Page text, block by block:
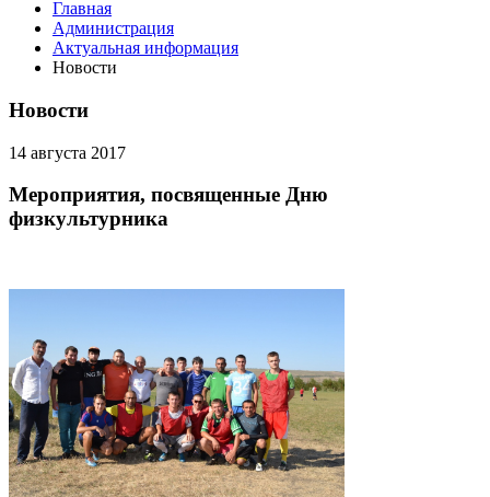
Главная
Администрация
Актуальная информация
Новости
Новости
14 августа 2017
Мероприятия, посвященные Дню
физкультурника